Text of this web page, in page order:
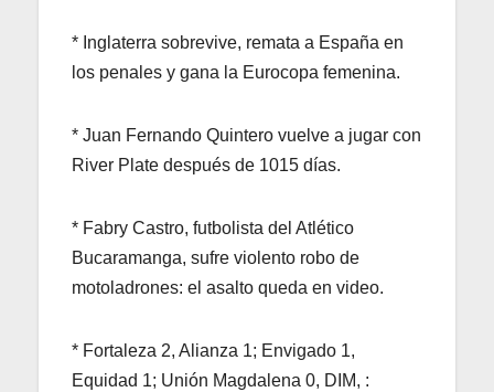
* Inglaterra sobrevive, remata a España en
los penales y gana la Eurocopa femenina.
* Juan Fernando Quintero vuelve a jugar con
River Plate después de 1015 días.
* Fabry Castro, futbolista del Atlético
Bucaramanga, sufre violento robo de
motoladrones: el asalto queda en video.
* Fortaleza 2, Alianza 1; Envigado 1,
Equidad 1; Unión Magdalena 0, DIM, :